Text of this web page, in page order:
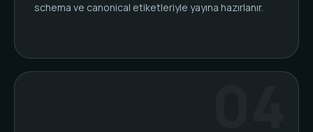
schema ve canonical etiketleriyle yayına hazırlanır.